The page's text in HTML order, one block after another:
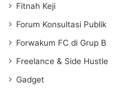
Fitnah Keji
Forum Konsultasi Publik
Forwakum FC di Grup B
Freelance & Side Hustle
Gadget